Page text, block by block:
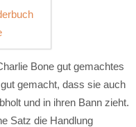
Bone gut gemachtes
gemacht, dass sie auch
und in ihren Bann zieht.
Satz die Handlung